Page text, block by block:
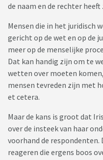
de naam en de rechter
Mensen die in het juridisch
gericht op de wet en op de
meer op de menselijke
Dat kan handig zijn om te
wetten over moeten
mensen tevreden zijn met
et cetera.
Maar de kans is groot dat
over de insteek van haar
voorhand de respondenten.
reageren die ergens boos